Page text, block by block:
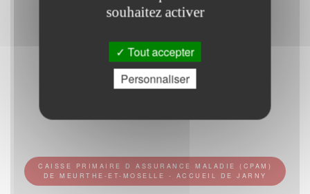
CAISSE PRIMAIRE D ASSURANCE MALADIE (CPAM)
DE MEURTHE-ET-MOSELLE - ACCUEIL DE JARNY
souhaitez activer
Tout accepter
Personnaliser